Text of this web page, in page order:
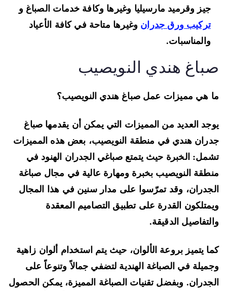
جيز وقرميد مارسيليا وغيرها وكافة خدمات الصباغ و
تركيب ورق جدرانوغيرها متاحة في كافة الأعياد
والمناسبات.
هندي النويصيب
هي مميزات عمل صباغ هندي النويصيب؟
العديد من المميزات التي يمكن أن يقدمها صباغ
هندي في منطقة النويصيب، بعض هذه المميزات
الخبرة حيث يتمتع صباغي الجدران الهنود في
النويصيب بخبرة ومهارة عالية في مجال صباغة
وقد تمرّسوا على مدار سنين في هذا المجال
القدرة على تطبيق التصاميم المعقدة
الدقيقة.
يتميز بروعة الألوان، حيث يتم استخدام ألوان زاهية
في الصباغة الهندية لتضفي جمالاً وتنوعاً على
وبفضل تقنيات الصباغة المميزة، يمكن الحصول